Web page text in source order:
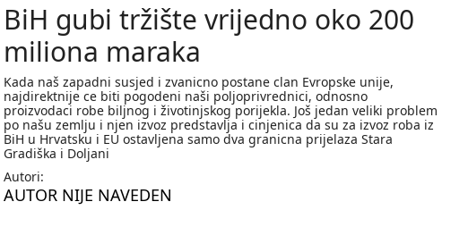
BiH gubi tržište vrijedno oko 200
miliona maraka
Kada naš zapadni susjed i zvanicno postane clan Evropske unije,
najdirektnije ce biti pogodeni naši poljoprivrednici, odnosno
proizvodaci robe biljnog i životinjskog porijekla. Još jedan veliki problem
po našu zemlju i njen izvoz predstavlja i cinjenica da su za izvoz roba iz
BiH u Hrvatsku i EU ostavljena samo dva granicna prijelaza Stara
Gradiška i Doljani
Autori:
AUTOR NIJE NAVEDEN